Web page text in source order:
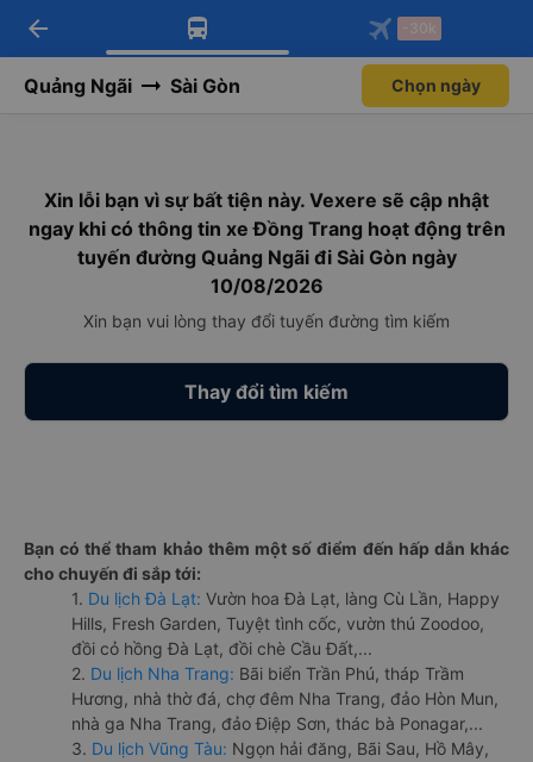
Tải app Vexere ngay!
Nhận ưu đãi thành viên độc
Mở app
Tải app Vexere
-30k/ghế khi đặt vé máy bay qua
Mở app
arrow_back -30k
Quảng Ngãi Sài Gòn Chọn ngày
Xin lỗi bạn vì sự bất tiện này. Vexere sẽ cập nhật
ngay khi có thông tin xe Đồng Trang hoạt động trên
tuyến đường Quảng Ngãi đi Sài Gòn ngày
10/08/2026
Xin bạn vui lòng thay đổi tuyến đường tìm kiếm
Thay đổi tìm kiếm
Bạn có thể tham khảo thêm một số điểm đến hấp dẫn khác
cho chuyến đi sắp tới:
1. Du lịch Đà Lạt: Vườn hoa Đà Lạt, làng Cù Lần, Happy
Hills, Fresh Garden, Tuyệt tình cốc, vườn thú Zoodoo,
đồi cỏ hồng Đà Lạt, đồi chè Cầu Đất,...
2. Du lịch Nha Trang: Bãi biển Trần Phú, tháp Trầm
Hương, nhà thờ đá, chợ đêm Nha Trang, đảo Hòn Mun,
nhà ga Nha Trang, đảo Điệp Sơn, thác bà Ponagar,...
3. Du lịch Vũng Tàu: Ngọn hải đăng, Bãi Sau, Hồ Mây,